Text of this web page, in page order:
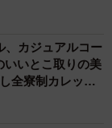
カジュアルコー
いいとこ取りの美
全寮制カレッジ